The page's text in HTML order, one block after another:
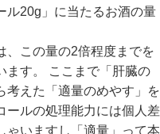
ル20g」に当たるお酒の量
、この量の2倍程度までを
ます。 ここまで「肝臓の
考えた「適量のめやす」を
ールの処理能力には個人差
ゃいますし「適量」って本